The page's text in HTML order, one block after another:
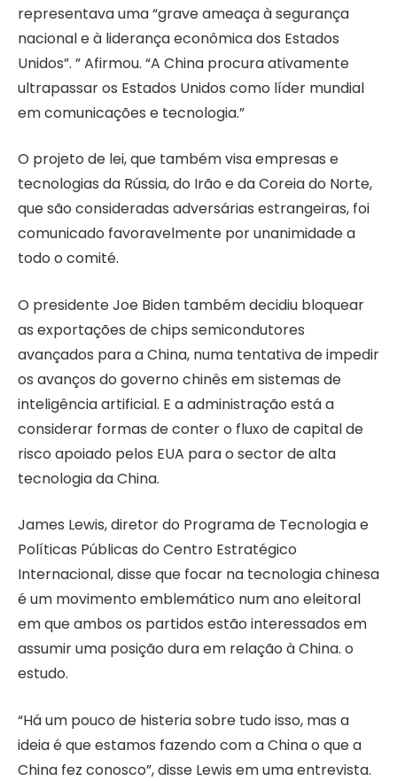
representava uma “grave ameaça à segurança
nacional e à liderança econômica dos Estados
Unidos”. ” Afirmou. “A China procura ativamente
ultrapassar os Estados Unidos como líder mundial
em comunicações e tecnologia.”
O projeto de lei, que também visa empresas e
tecnologias da Rússia, do Irão e da Coreia do Norte,
que são consideradas adversárias estrangeiras, foi
comunicado favoravelmente por unanimidade a
todo o comité.
O presidente Joe Biden também decidiu bloquear
as exportações de chips semicondutores
avançados para a China, numa tentativa de impedir
os avanços do governo chinês em sistemas de
inteligência artificial. E a administração está a
considerar formas de conter o fluxo de capital de
risco apoiado pelos EUA para o sector de alta
tecnologia da China.
James Lewis, diretor do Programa de Tecnologia e
Políticas Públicas do Centro Estratégico
Internacional, disse que focar na tecnologia chinesa
é um movimento emblemático num ano eleitoral
em que ambos os partidos estão interessados ​​em
assumir uma posição dura em relação à China. o
estudo.
“Há um pouco de histeria sobre tudo isso, mas a
ideia é que estamos fazendo com a China o que a
China fez conosco”, disse Lewis em uma entrevista.